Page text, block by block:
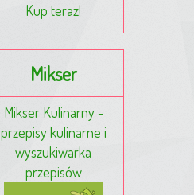
Kup teraz!
Mikser
Mikser Kulinarny -
przepisy kulinarne i
wyszukiwarka
przepisów